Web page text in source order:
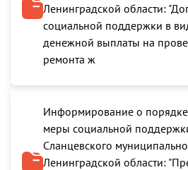
Ленинградской области:
социальной поддержки в
денежной выплаты на
ремонта ж
Информирование о порядке
меры социальной
Сланцевского
Ленинградской области: